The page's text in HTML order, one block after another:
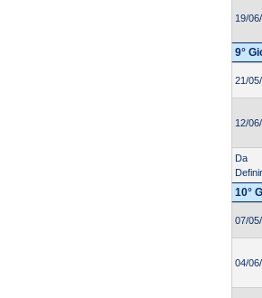
19/
9°
21/
12/
Da
10°
07/
04/